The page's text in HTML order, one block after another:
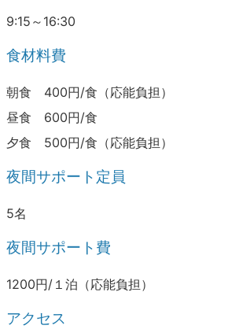
9:15～16:30
食材料費
朝食 400円/食（応能負担）
昼食 600円/食
夕食 500円/食（応能負担）
夜間サポート定員
5名
夜間サポート費
1200円/１泊（応能負担）
アクセス